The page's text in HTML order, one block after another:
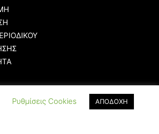
Ρυθμίσεις Cookies ΑΠΟΔΟΧΗ